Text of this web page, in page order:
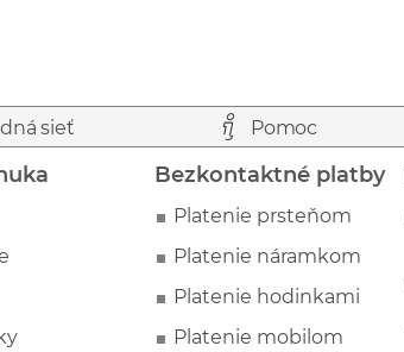
sieť Pomoc
Bezkontaktné platby
Platenie prsteňom
Platenie náramkom
Platenie hodinkami
Platenie mobilom